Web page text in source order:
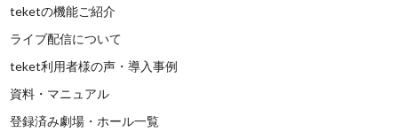
teketの機能ご紹介
ライブ配信について
teket利用者様の声・導入事例
資料・マニュアル
登録済み劇場・ホール一覧